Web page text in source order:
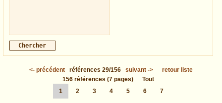
<- précédent références 29/156 suivant ->
retour liste
156 références (7 pages)
Tout
1
2 3 4 5 6 7